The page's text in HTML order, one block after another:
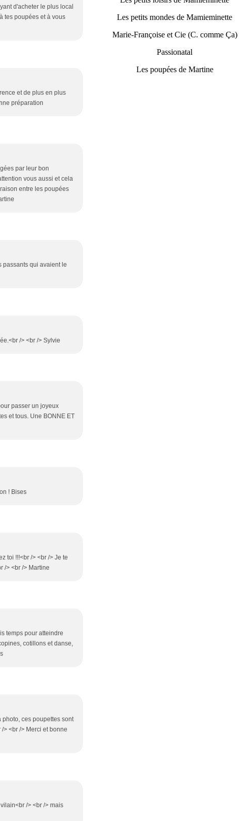
d'acheter le plus local
tes poupées et à vous
et de plus en plus
préparation
par leur bon
vous aussi et cela
entre les poupées
passants qui avaient le
/> <br /> Sylvie
passer un joyeux
et tous. Une BONNE ET
! Bises
toi !!!<br /> <br /> Je te
/> <br /> Martine
temps pour atteindre
cotillons et danse,
ces poupettes sont
<br /> Merci et bonne
/> <br /> mais
Les petits mondes de Mamieminette
Marie-Françoise et Cie (C. comme Ça)
Passionatal
Les poupées de Martine